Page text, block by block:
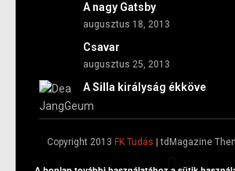
A nagy Gatsby
augusztus 18, 2013
Csavar
augusztus 25, 2013
A Silla királyság ékköve
Copyright 2013 FK Tudás | tdMagazine